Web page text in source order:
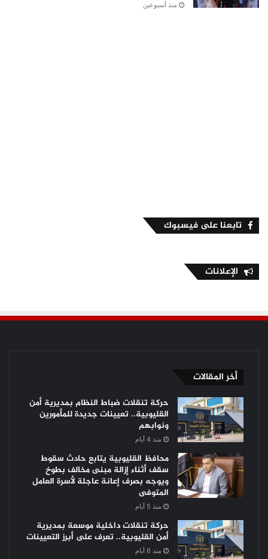
منذ أسبوعين
تابعنا على فيسبوك
الإعلانات
أخر المقالات
حركة تنقلات ضباط النظام بمديرية أمن
القليوبية.. تعيينات جديدة للمأمورين
ونوابهم
منذ 4 أيام
محافظ القليوبية يتابع حادث سقوط
سقف أثناء إزالة مبنى مخالف بطوخ
ويوجه بصرف إعانة عاجلة لأسرة العامل
المتوفى
منذ 5 أيام
حركة تنقلات داخلية موسعة بمديرية
أمن القليوبية.. تعرف على أبرز التعيينات
منذ 6 أيام